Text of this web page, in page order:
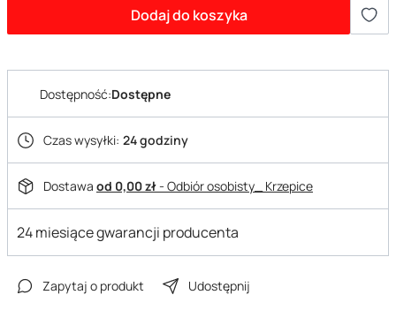
Dodaj do koszyka
Dostępność:Dostępne
Czas wysyłki: 24 godziny
Dostawa od 0,00 zł- Odbiór osobisty_ Krzepice
24 miesiące gwarancji producenta
Zapytaj o produkt Udostępnij